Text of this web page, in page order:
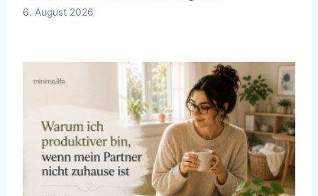
6. August 2026